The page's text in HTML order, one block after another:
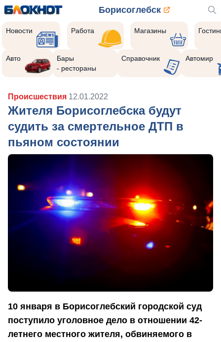
Борисоглебск
Новости Работа Магазины
Авто
Бары
- рестораны
Справочник Автомир
Происшествия 12.01.2022
Жителя Борисоглебска будут
судить за смертельное ДТП в
пьяном состоянии
10 января в Борисоглебский городской суд
поступило уголовное дело в отношении 42-
летнего местного жителя, обвиняемого в